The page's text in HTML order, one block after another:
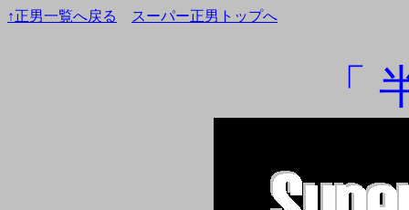
↑正男一覧へ戻る スーパー正男トップへ
「